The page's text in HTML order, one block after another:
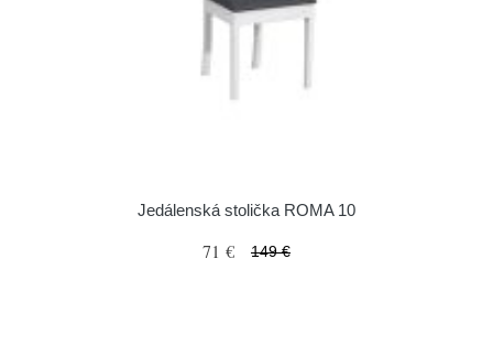
Jedálenská stolička ROMA 10
71 € 149 €